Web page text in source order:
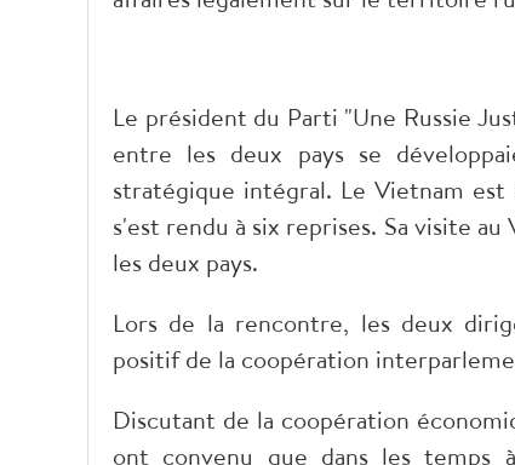
Le président du Parti "Une Russie
entre les deux pays se
stratégique intégral. Le Vietnam
s'est rendu à six reprises. Sa visite
les deux pays.
Lors de la rencontre, les deux
positif de la coopération
Discutant de la coopération
ont convenu que dans les temps